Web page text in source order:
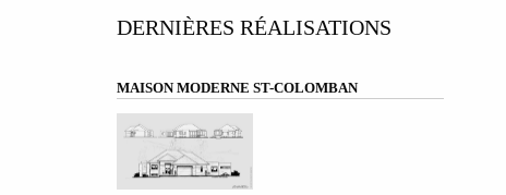
DERNIÈRES RÉALISATIONS
MAISON MODERNE ST-COLOMBAN